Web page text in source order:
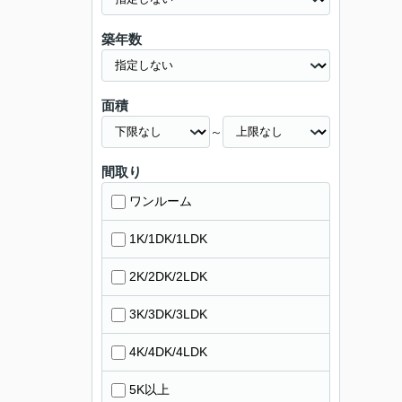
築年数
面積
～
間取り
ワンルーム
1K/1DK/1LDK
2K/2DK/2LDK
3K/3DK/3LDK
4K/4DK/4LDK
5K以上